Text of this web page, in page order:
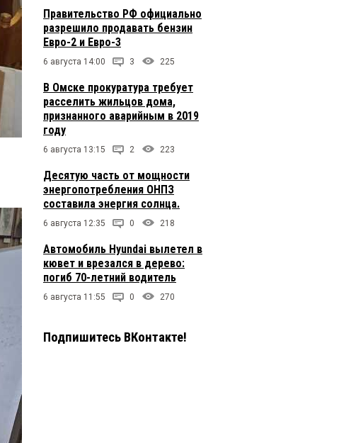
Правительство РФ официально
разрешило продавать бензин
Евро-2 и Евро-3
6 августа 14:00 3 225
В Омске прокуратура требует
расселить жильцов дома,
признанного аварийным в 2019
году
6 августа 13:15 2 223
Десятую часть от мощности
энергопотребления ОНПЗ
составила энергия солнца.
6 августа 12:35 0 218
Автомобиль Hyundai вылетел в
кювет и врезался в дерево:
погиб 70-летний водитель
6 августа 11:55 0 270
Подпишитесь ВКонтакте!